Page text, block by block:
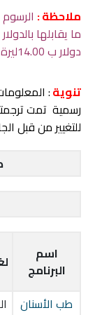
ملاحظة :
دولار ب 14.00ليرة تركية
تنوية:
رسمية تمت
للتغيير من قبل
اسم
البرنامج
طب الأسنان